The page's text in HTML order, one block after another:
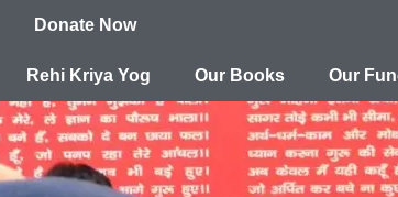
Donate Now
Rehi Kriya Yog Our Books Our